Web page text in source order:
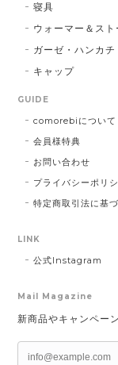
寝具
ウォーマー＆スト
ガーゼ・ハンカチ
キャップ
GUIDE
comorebiについて
会員様特典
お問い合わせ
プライバシーポリ
特定商取引法に基
LINK
公式Instagram
Mail Magazine
新商品やキャンペー